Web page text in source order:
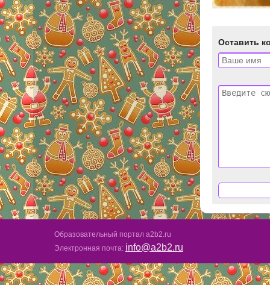
Оставить
Образовательный портал a2b2.ru
Электронная почта: info@a2b2.ru